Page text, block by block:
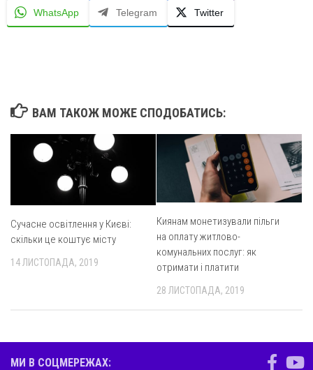
WhatsApp Telegram Twitter
ВАМ ТАКОЖ МОЖЕ СПОДОБАТИСЬ:
Сучасне освітлення у Києві:
скільки це коштує місту
14 ЛИСТОПАДА, 2019
Киянам монетизували пільги
на оплату житлово-
комунальних послуг: як
отримати і платити
28 ЛИСТОПАДА, 2019
МИ В СОЦМЕРЕЖАХ: